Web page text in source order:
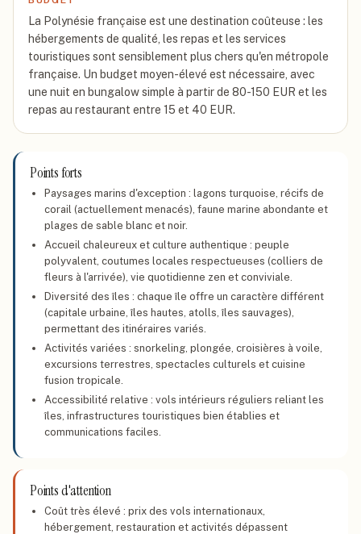
La Polynésie française est une destination coûteuse : les
hébergements de qualité, les repas et les services
touristiques sont sensiblement plus chers qu'en métropole
française. Un budget moyen-élevé est nécessaire, avec
une nuit en bungalow simple à partir de 80-150 EUR et les
repas au restaurant entre 15 et 40 EUR.
Points forts
Paysages marins d'exception : lagons turquoise, récifs de
corail (actuellement menacés), faune marine abondante et
plages de sable blanc et noir.
Accueil chaleureux et culture authentique : peuple
polyvalent, coutumes locales respectueuses (colliers de
fleurs à l'arrivée), vie quotidienne zen et conviviale.
Diversité des îles : chaque île offre un caractère différent
(capitale urbaine, îles hautes, atolls, îles sauvages),
permettant des itinéraires variés.
Activités variées : snorkeling, plongée, croisières à voile,
excursions terrestres, spectacles culturels et cuisine
fusion tropicale.
Accessibilité relative : vols intérieurs réguliers reliant les
îles, infrastructures touristiques bien établies et
communications faciles.
Points d'attention
Coût très élevé : prix des vols internationaux,
hébergement, restauration et activités dépassent